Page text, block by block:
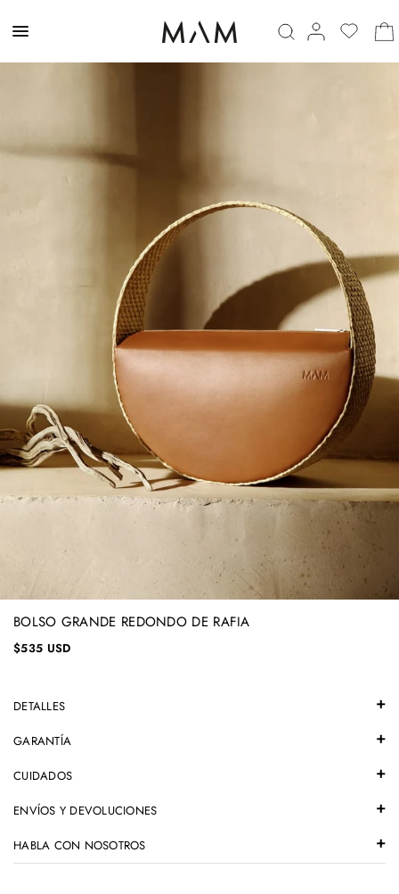
BOLSO GRANDE REDONDO DE RAFIA
$535 USD
DETALLES
GARANTÍA
CUIDADOS
ENVÍOS Y DEVOLUCIONES
HABLA CON NOSOTROS